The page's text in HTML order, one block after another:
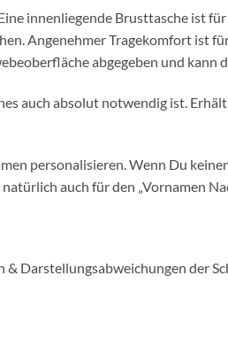
innenliegende Brusttasche ist
Angenehmer Tragekomfort ist
abgegeben und kann
auch absolut notwendig ist.
personalisieren. Wenn Du
auch für den „Vornamen
Darstellungsabweichungen der